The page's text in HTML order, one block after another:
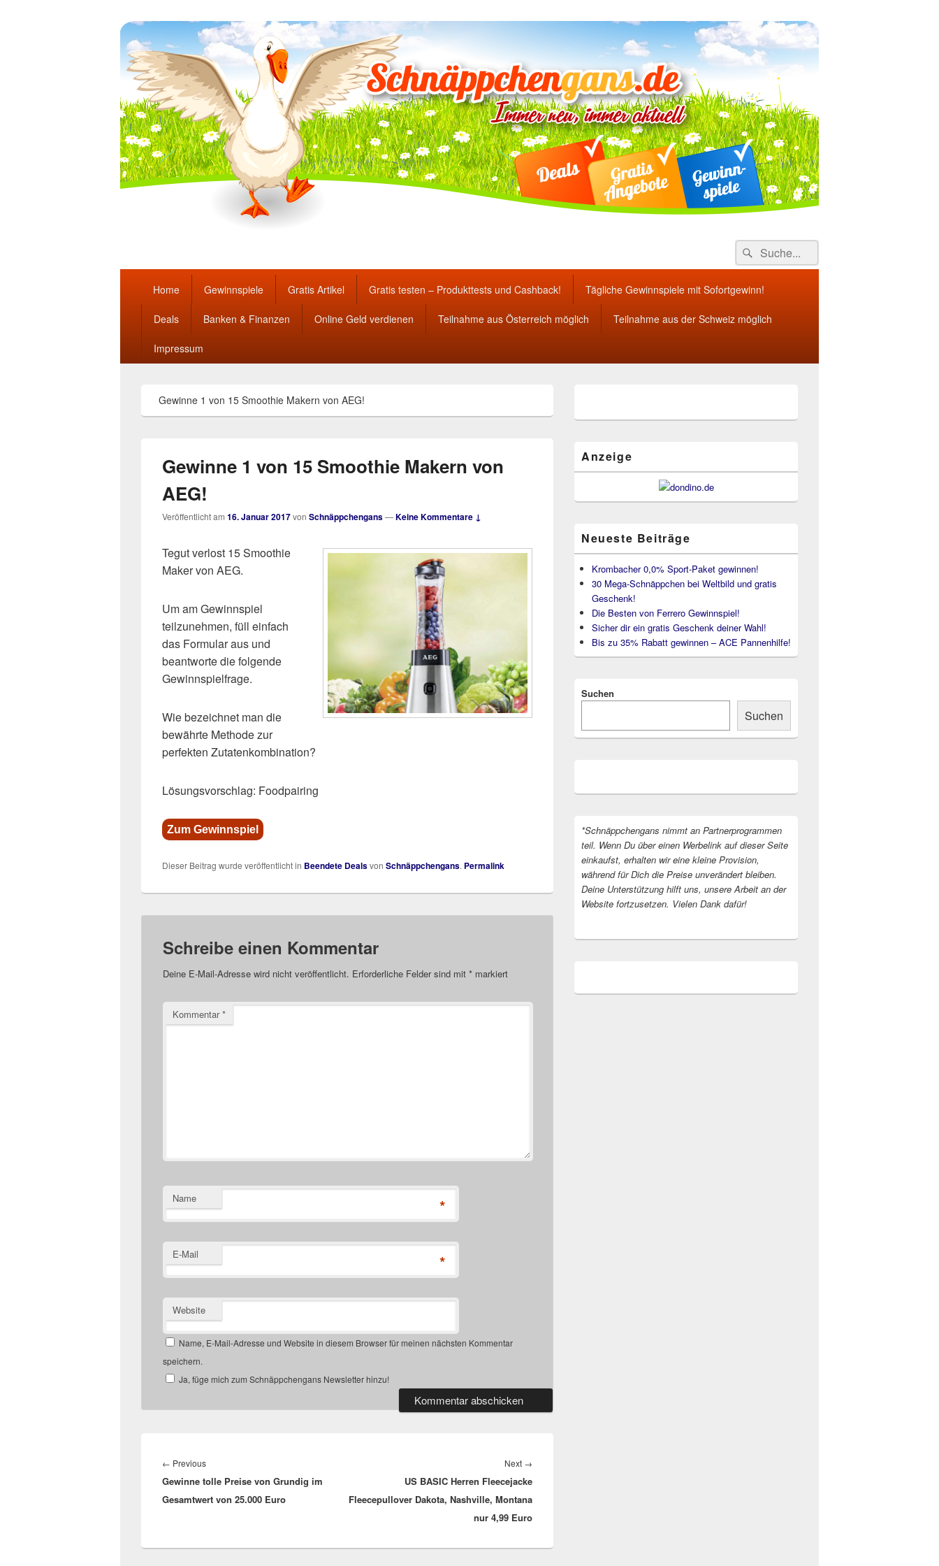
Täglich die besten Gewinnspiele und Angebote
Search
for:
Suche
Home Gewinnspiele Gratis Artikel Gratis testen – Produkttests und Cashback! Tägliche Gewinnspiele mit Sofortgewinn!
Deals Banken & Finanzen Online Geld verdienen Teilnahme aus Österreich möglich Teilnahme aus der Schweiz möglich
Impressum
Gewinne 1 von 15 Smoothie Makern von AEG!
Gewinne 1 von 15 Smoothie Makern von
AEG!
Veröffentlicht am 16. Januar 2017von Schnäppchengans—Keine Kommentare ↓
Tegut verlost 15 Smoothie
Maker von AEG.
Um am Gewinnspiel
teilzunehmen, füll einfach
das Formular aus und
beantworte die folgende
Gewinnspielfrage.
Wie bezeichnet man die
bewährte Methode zur
perfekten Zutatenkombination?
Lösungsvorschlag: Foodpairing
Zum Gewinnspiel
Dieser Beitrag wurde veröffentlicht in Beendete Dealsvon Schnäppchengans. Permalink
Schreibe einen Kommentar
Deine E-Mail-Adresse wird nicht veröffentlicht. Erforderliche Felder sind mit * markiert
Kommentar*
Name *
E-Mail *
Website
Name, E-Mail-Adresse und Website in diesem Browser für meinen nächsten Kommentar
speichern.
Ja, füge mich zum Schnäppchengans Newsletter hinzu!
← PreviousPrevious
post:
Gewinne tolle Preise von Grundig im
Gesamtwert von 25.000 Euro
Next →
post:
US BASIC Herren Fleecejacke
Fleecepullover Dakota, Nashville, Montana
nur 4,99 Euro
Widget-
Anzeige
Neueste Beiträge
Krombacher 0,0% Sport-Paket gewinnen!
30 Mega-Schnäppchen bei Weltbild und gratis
Geschenk!
Die Besten von Ferrero Gewinnspiel!
Sicher dir ein gratis Geschenk deiner Wahl!
Bis zu 35% Rabatt gewinnen – ACE Pannenhilfe!
Suchen
Suchen
*Schnäppchengans nimmt an Partnerprogrammen
teil. Wenn Du über einen Werbelink auf dieser Seite
einkaufst, erhalten wir eine kleine Provision,
während für Dich die Preise unverändert bleiben.
Deine Unterstützung hilft uns, unsere Arbeit an der
Website fortzusetzen. Vielen Dank dafür!